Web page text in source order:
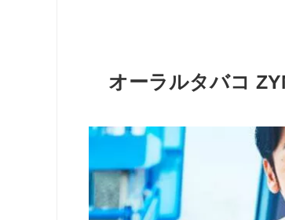
オーラルタバコ